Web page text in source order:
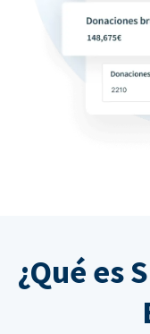
¿Qué es